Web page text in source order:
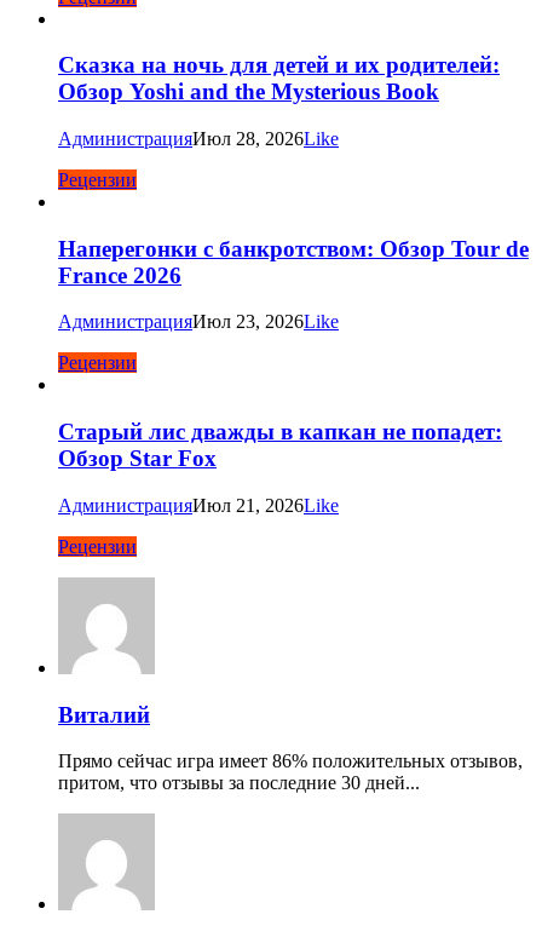
Сказка на ночь для детей и их родителей:
Обзор Yoshi and the Mysterious Book
АдминистрацияИюл 28, 2026Like
Рецензии
Наперегонки с банкротством: Обзор Tour de
France 2026
АдминистрацияИюл 23, 2026Like
Рецензии
Старый лис дважды в капкан не попадет:
Обзор Star Fox
АдминистрацияИюл 21, 2026Like
Рецензии
Виталий
Прямо сейчас игра имеет 86% положительных отзывов,
притом, что отзывы за последние 30 дней...